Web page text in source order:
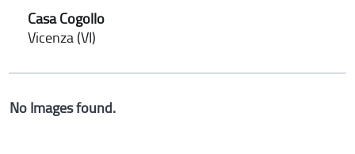
Casa Cogollo
Vicenza (VI)
No Images found.